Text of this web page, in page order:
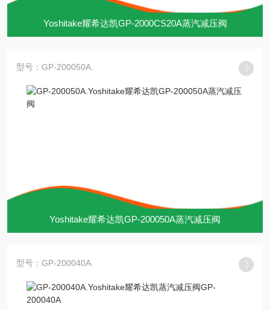
Yoshitake耀希达凯GP-2000CS20A蒸汽减压阀
型号：GP-200050A.
Yoshitake耀希达凯GP-200050A蒸汽减压阀
型号：GP-200040A.